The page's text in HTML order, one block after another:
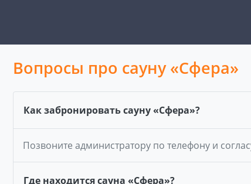
Вопросы про сауну «Сфера»
Как забронировать сауну «Сфера»?
Позвоните администратору по телефону и
Где находится сауна «Сфера»?